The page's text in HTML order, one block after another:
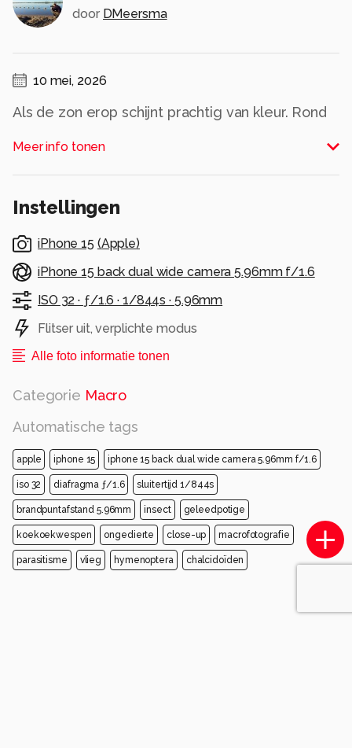
door DMeersma
10 mei, 2026
Als de zon erop schijnt prachtig van kleur. Rond
Meer info tonen
Instellingen
iPhone 15 (Apple)
iPhone 15 back dual wide camera 5.96mm f/1.6
ISO 32 · ƒ/1.6 · 1/844s · 5.96mm
Flitser uit, verplichte modus
Alle foto informatie tonen
Categorie Macro
Automatische tags
apple iphone 15 iphone 15 back dual wide camera 5.96mm f/1.6
iso 32 diafragma ƒ/1.6 sluitertijd 1/844s
brandpuntafstand 5.96mm insect geleedpotige
koekoekwespen ongedierte close-up macrofotografie
parasitisme vlieg hymenoptera chalcidoïden